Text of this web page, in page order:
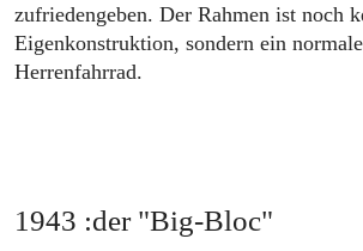
zufriedengeben. Der Rahmen ist noch
Eigenkonstruktion, sondern ein
Herrenfahrrad.
1943 :der "Big-Bloc"